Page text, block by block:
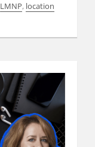
LMNP, location